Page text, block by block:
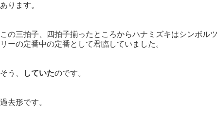
あります。
この三拍子、四拍子揃ったところからハナミズキはシンボルツ
リーの定番中の定番として君臨していました。
そう、 していたのです。
過去形です。